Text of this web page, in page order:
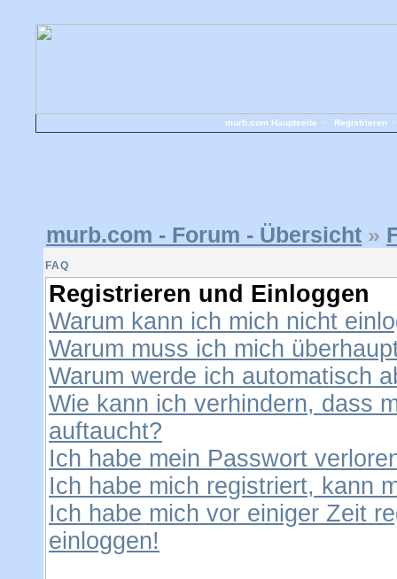
murb.com Hauptseite Registrieren
murb.com - Forum - Übersicht »
FAQ
Registrieren und Einloggen
Warum kann ich mich nicht
Warum muss ich mich
Warum werde ich automatisch
Wie kann ich verhindern, dass
auftaucht?
Ich habe mein Passwort
Ich habe mich registriert, kann
Ich habe mich vor einiger Zeit
einloggen!